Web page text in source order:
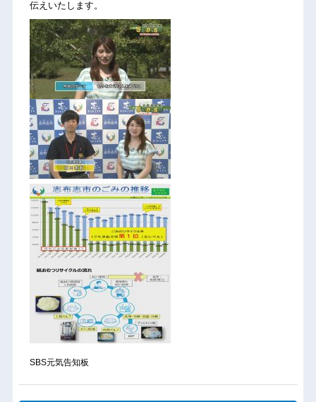
伝えいたします。
SBS元気告知板